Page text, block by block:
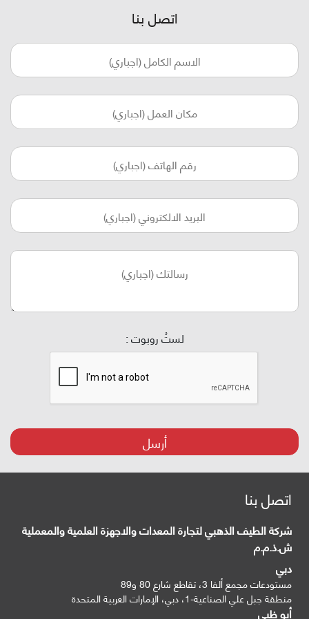
اتصل بنا
لستُ روبوت :
أرسل
اتصل بنا
شركة الطيف الذهبي لتجارة المعدات والاجهزة العلمية والمعملية
ش.ذ.م.م
دبي
مستودعات مجمع ألفا 3، تقاطع شارع 80 و89
منطقة جبل علي الصناعية-1، دبي، الإمارات العربية المتحدة
أبو ظبي